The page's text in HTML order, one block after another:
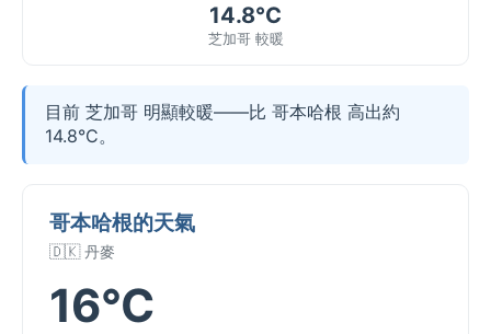
14.8°C
芝加哥 較暖
目前 芝加哥 明顯較暖——比 哥本哈根 高出約
14.8°C。
哥本哈根的天氣
🇩🇰 丹麥
16°C